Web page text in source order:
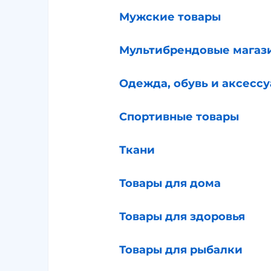
Мужские товары
Мультибрендовые
Одежда, обувь и
Спортивные товары
Ткани
Товары для дома
Товары для здоровья
Товары для рыбалки